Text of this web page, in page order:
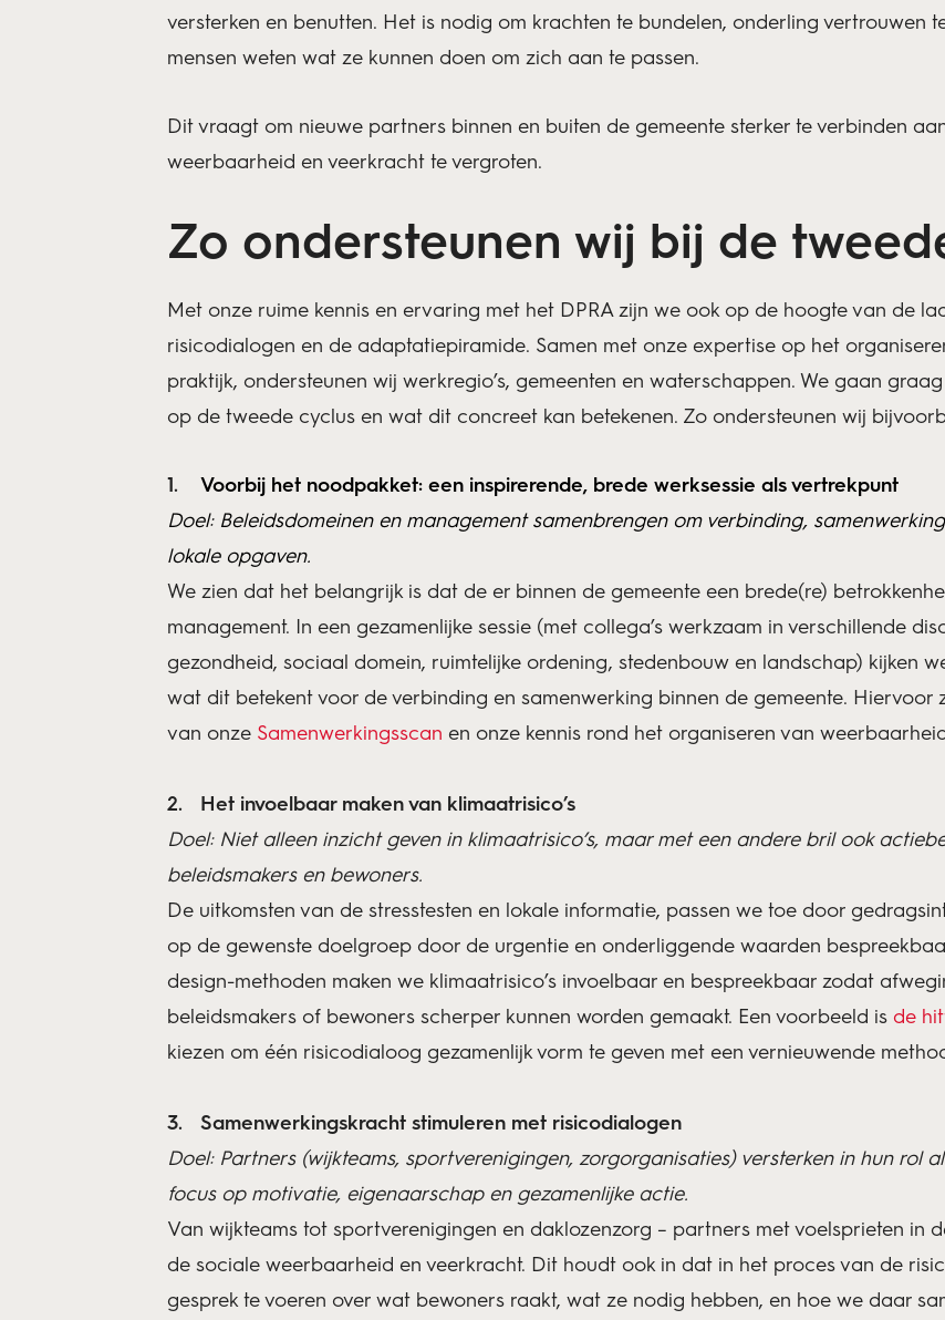
versterken en benutten. Het is nodig om krachten te bundelen, onderling vertrouwen
mensen weten wat ze kunnen doen om zich aan te passen.
Dit vraagt om nieuwe partners binnen en buiten de gemeente sterker te verbinden
weerbaarheid en veerkracht te vergroten.
Zo ondersteunen wij bij de
Met onze ruime kennis en ervaring met het DPRA zijn we ook op de hoogte van de
risicodialogen en de adaptatiepiramide. Samen met onze expertise op het
praktijk, ondersteunen wij werkregio’s, gemeenten en waterschappen. We gaan
op de tweede cyclus en wat dit concreet kan betekenen. Zo ondersteunen wij
Voorbij het noodpakket: een inspirerende, brede werksessie als vertrekpunt
Doel: Beleidsdomeinen en management samenbrengen om verbinding,
lokale opgaven.
We zien dat het belangrijk is dat de er binnen de gemeente een brede(re)
management. In een gezamenlijke sessie (met collega’s werkzaam in verschillende
gezondheid, sociaal domein, ruimtelijke ordening, stedenbouw en landschap) kijken
wat dit betekent voor de verbinding en samenwerking binnen de gemeente.
van onze Samenwerkingsscan en onze kennis rond het organiseren van
Het invoelbaar maken van klimaatrisico’s
Doel: Niet alleen inzicht geven in klimaatrisico’s, maar met een andere bril ook
beleidsmakers en bewoners.
De uitkomsten van de stresstesten en lokale informatie, passen we toe door
op de gewenste doelgroep door de urgentie en onderliggende waarden
design-methoden maken we klimaatrisico’s invoelbaar en bespreekbaar zodat
beleidsmakers of bewoners scherper kunnen worden gemaakt. Een voorbeeld is de
kiezen om één risicodialoog gezamenlijk vorm te geven met een vernieuwende
Samenwerkingskracht stimuleren met risicodialogen
Doel: Partners (wijkteams, sportverenigingen, zorgorganisaties) versterken in hun rol
focus op motivatie, eigenaarschap en gezamenlijke actie.
Van wijkteams tot sportverenigingen en daklozenzorg – partners met voelsprieten in
de sociale weerbaarheid en veerkracht. Dit houdt ook in dat in het proces van de
gesprek te voeren over wat bewoners raakt, wat ze nodig hebben, en hoe we daar